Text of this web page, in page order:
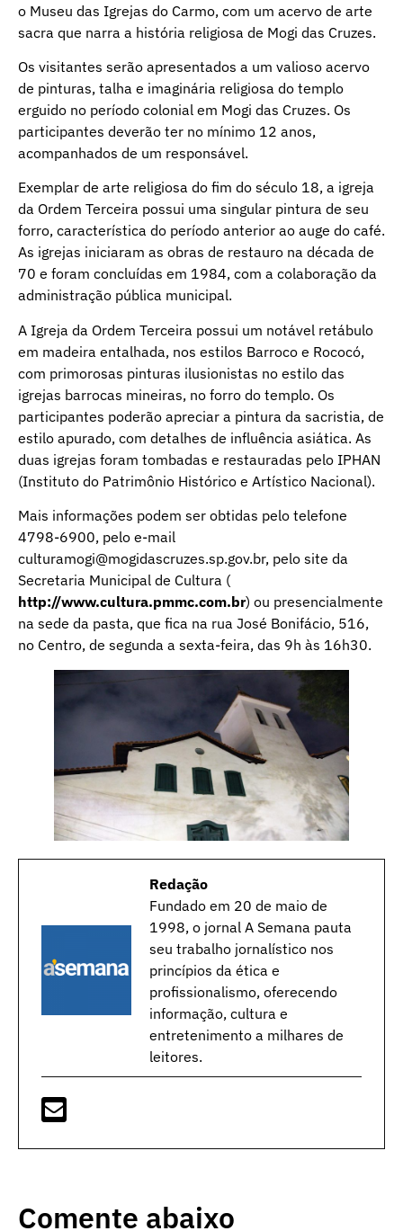
o Museu das Igrejas do Carmo, com um acervo de arte
sacra que narra a história religiosa de Mogi das Cruzes.
Os visitantes serão apresentados a um valioso acervo
de pinturas, talha e imaginária religiosa do templo
erguido no período colonial em Mogi das Cruzes. Os
participantes deverão ter no mínimo 12 anos,
acompanhados de um responsável.
Exemplar de arte religiosa do fim do século 18, a igreja
da Ordem Terceira possui uma singular pintura de seu
forro, característica do período anterior ao auge do café.
As igrejas iniciaram as obras de restauro na década de
70 e foram concluídas em 1984, com a colaboração da
administração pública municipal.
A Igreja da Ordem Terceira possui um notável retábulo
em madeira entalhada, nos estilos Barroco e Rococó,
com primorosas pinturas ilusionistas no estilo das
igrejas barrocas mineiras, no forro do templo. Os
participantes poderão apreciar a pintura da sacristia, de
estilo apurado, com detalhes de influência asiática. As
duas igrejas foram tombadas e restauradas pelo IPHAN
(Instituto do Patrimônio Histórico e Artístico Nacional).
Mais informações podem ser obtidas pelo telefone
4798-6900, pelo e-mail
culturamogi@mogidascruzes.sp.gov.br, pelo site da
Secretaria Municipal de Cultura (
http://www.cultura.pmmc.com.br) ou presencialmente
na sede da pasta, que fica na rua José Bonifácio, 516,
no Centro, de segunda a sexta-feira, das 9h às 16h30.
Redação
Fundado em 20 de maio de
1998, o jornal A Semana pauta
seu trabalho jornalístico nos
princípios da ética e
profissionalismo, oferecendo
informação, cultura e
entretenimento a milhares de
leitores.
Comente abaixo